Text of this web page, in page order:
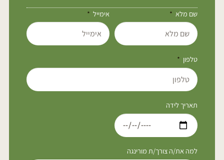
שם מלא אימייל
טלפון
תאריך לידה
למה את/ה צורך/ת מורינגה